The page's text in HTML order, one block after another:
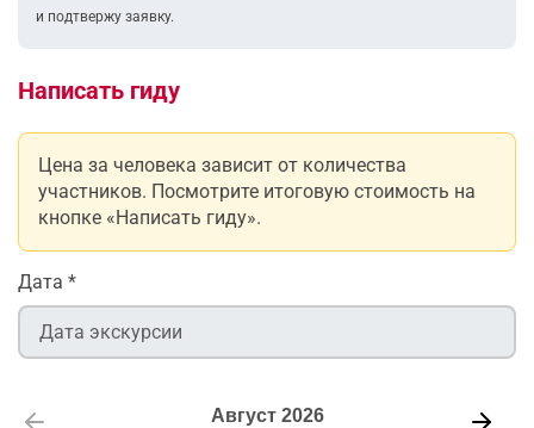
и подтвержу заявку.
Написать гиду
Цена за человека зависит от количества
участников. Посмотрите итоговую стоимость на
кнопке «Написать гиду».
Дата *
Август 2026